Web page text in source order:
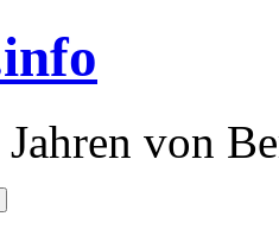
von